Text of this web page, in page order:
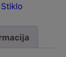
Stiklo